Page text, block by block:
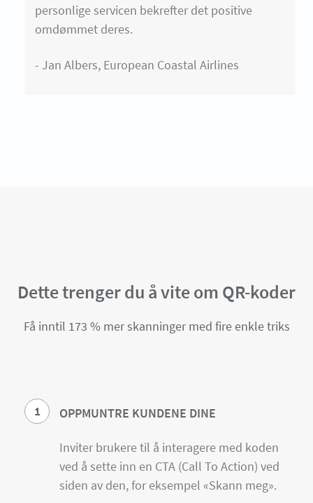
personlige servicen bekrefter det positive
omdømmet deres.
- Jan Albers, European Coastal Airlines
Dette trenger du å vite om QR-koder
Få inntil 173 % mer skanninger med fire enkle triks
1 OPPMUNTRE KUNDENE DINE
Inviter brukere til å interagere med koden
ved å sette inn en CTA (Call To Action) ved
siden av den, for eksempel «Skann meg».